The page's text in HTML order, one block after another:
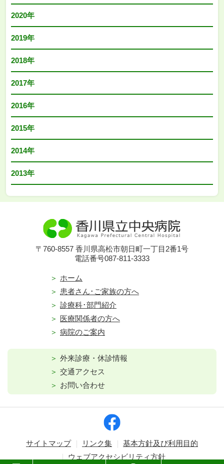
2020年
2019年
2018年
2017年
2016年
2015年
2014年
2013年
〒760-8557 香川県高松市朝日町一丁目2番1号
電話番号087-811-3333
ホーム
患者さん･ご家族の方へ
診療科･部門紹介
医療関係者の方へ
病院のご案内
外来診療・休診情報
交通アクセス
お問い合わせ
サイトマップ リンク集
基本方針及び利用目的
ウェブアクセシビリティ方針